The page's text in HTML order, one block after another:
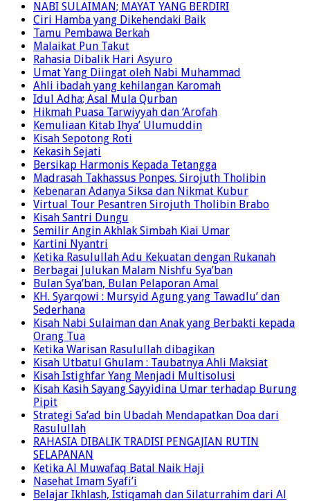
NABI SULAIMAN; MAYAT YANG BERDIRI
Ciri Hamba yang Dikehendaki Baik
Tamu Pembawa Berkah
Malaikat Pun Takut
Rahasia Dibalik Hari Asyuro
Umat Yang Diingat oleh Nabi Muhammad
Ahli ibadah yang kehilangan Karomah
Idul Adha; Asal Mula Qurban
Hikmah Puasa Tarwiyyah dan ‘Arofah
Kemuliaan Kitab Ihya’ Ulumuddin
Kisah Sepotong Roti
Kekasih Sejati
Bersikap Harmonis Kepada Tetangga
Madrasah Takhassus Ponpes. Sirojuth Tholibin
Kebenaran Adanya Siksa dan Nikmat Kubur
Virtual Tour Pesantren Sirojuth Tholibin Brabo
Kisah Santri Dungu
Semilir Angin Akhlak Simbah Kiai Umar
Kartini Nyantri
Ketika Rasulullah Adu Kekuatan dengan Rukanah
Berbagai Julukan Malam Nishfu Sya’ban
Bulan Sya’ban, Bulan Pelaporan Amal
KH. Syarqowi : Mursyid Agung yang Tawadlu’ dan
Sederhana
Kisah Nabi Sulaiman dan Anak yang Berbakti kepada
Orang Tua
Ketika Warisan Rasulullah dibagikan
Kisah Utbatul Ghulam : Taubatnya Ahli Maksiat
Kisah Istighfar Yang Menjadi Multisolusi
Kisah Kasih Sayang Sayyidina Umar terhadap Burung
Pipit
Strategi Sa’ad bin Ubadah Mendapatkan Doa dari
Rasulullah
RAHASIA DIBALIK TRADISI PENGAJIAN RUTIN
SELAPANAN
Ketika Al Muwafaq Batal Naik Haji
Nasehat Imam Syafi’i
Belajar Ikhlash, Istiqamah dan Silaturrahim dari Al